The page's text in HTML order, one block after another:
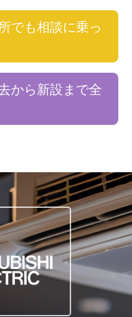
でも相談に乗っ
から新設まで全